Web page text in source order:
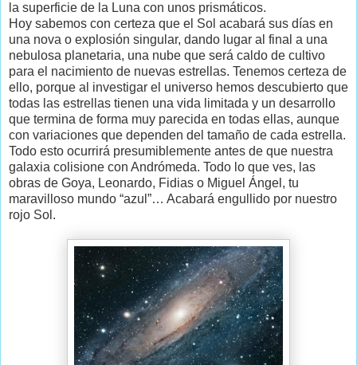
la superficie de la Luna con unos prismáticos.
Hoy sabemos con certeza que el Sol acabará sus días en
una nova o explosión singular, dando lugar al final a una
nebulosa planetaria, una nube que será caldo de cultivo
para el nacimiento de nuevas estrellas. Tenemos certeza de
ello, porque al investigar el universo hemos descubierto que
todas las estrellas tienen una vida limitada y un desarrollo
que termina de forma muy parecida en todas ellas, aunque
con variaciones que dependen del tamaño de cada estrella.
Todo esto ocurrirá presumiblemente antes de que nuestra
galaxia colisione con Andrómeda. Todo lo que ves, las
obras de Goya, Leonardo, Fidias o Miguel Ángel, tu
maravilloso mundo “azul”… Acabará engullido por nuestro
rojo Sol.